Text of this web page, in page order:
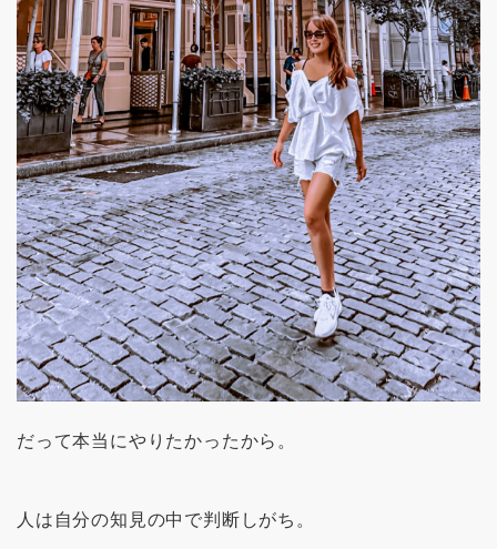
だって本当にやりたかったから。
人は自分の知見の中で判断しがち。